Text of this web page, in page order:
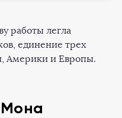
работы легла
единение трех
Америки и Европы.